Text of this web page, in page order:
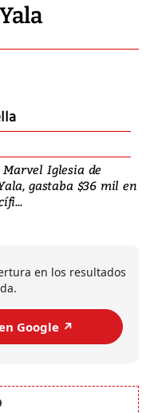
Iglesia de
gastaba $36 mil en
en los resultados
Google ↗️